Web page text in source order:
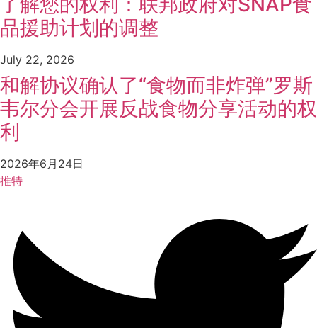
品援助计划的调整
July 22, 2026
和解协议确认了“食物而非炸弹”罗斯
韦尔分会开展反战食物分享活动的权
利
2026年6月24日
推特